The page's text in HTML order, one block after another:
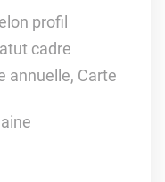
profil
cadre
annuelle, Carte